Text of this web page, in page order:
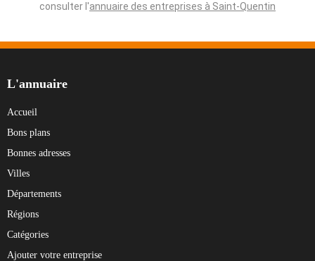
consulter l'annuaire des entreprises à Saint-Quentin
L'annuaire
Accueil
Bons plans
Bonnes adresses
Villes
Départements
Régions
Catégories
Ajouter votre entreprise